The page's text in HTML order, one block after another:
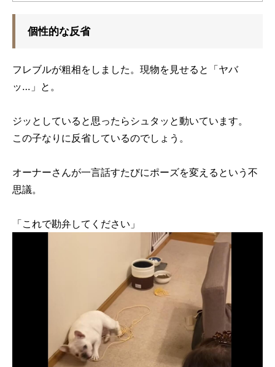
個性的な反省
フレブルが粗相をしました。現物を見せると「ヤバ
ッ…」と。
ジッとしていると思ったらシュタッと動いています。
この子なりに反省しているのでしょう。
オーナーさんが一言話すたびにポーズを変えるという不
思議。
「これで勘弁してください」